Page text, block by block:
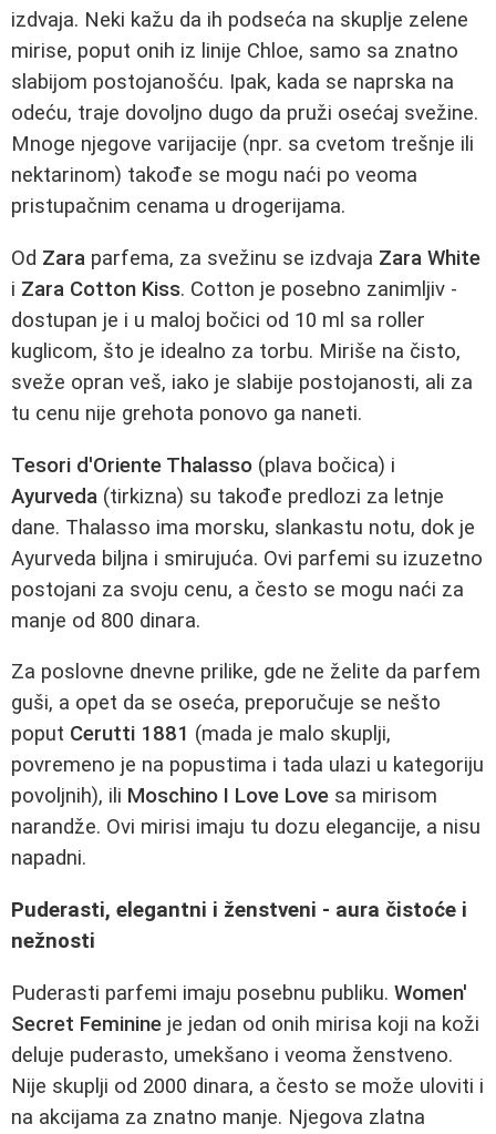
izdvaja. Neki kažu da ih podseća na skuplje zelene
mirise, poput onih iz linije Chloe, samo sa znatno
slabijom postojanošću. Ipak, kada se naprska na
odeću, traje dovoljno dugo da pruži osećaj svežine.
Mnoge njegove varijacije (npr. sa cvetom trešnje ili
nektarinom) takođe se mogu naći po veoma
pristupačnim cenama u drogerijama.
Od Zara parfema, za svežinu se izdvaja Zara White
i Zara Cotton Kiss. Cotton je posebno zanimljiv -
dostupan je i u maloj bočici od 10 ml sa roller
kuglicom, što je idealno za torbu. Miriše na čisto,
sveže opran veš, iako je slabije postojanosti, ali za
tu cenu nije grehota ponovo ga naneti.
Tesori d'Oriente Thalasso (plava bočica) i
Ayurveda (tirkizna) su takođe predlozi za letnje
dane. Thalasso ima morsku, slankastu notu, dok je
Ayurveda biljna i smirujuća. Ovi parfemi su izuzetno
postojani za svoju cenu, a često se mogu naći za
manje od 800 dinara.
Za poslovne dnevne prilike, gde ne želite da parfem
guši, a opet da se oseća, preporučuje se nešto
poput Cerutti 1881 (mada je malo skuplji,
povremeno je na popustima i tada ulazi u kategoriju
povoljnih), ili Moschino I Love Love sa mirisom
narandže. Ovi mirisi imaju tu dozu elegancije, a nisu
napadni.
Puderasti, elegantni i ženstveni - aura čistoće i
nežnosti
Puderasti parfemi imaju posebnu publiku. Women'
Secret Feminine je jedan od onih mirisa koji na koži
deluje puderasto, umekšano i veoma ženstveno.
Nije skuplji od 2000 dinara, a često se može uloviti i
na akcijama za znatno manje. Njegova zlatna